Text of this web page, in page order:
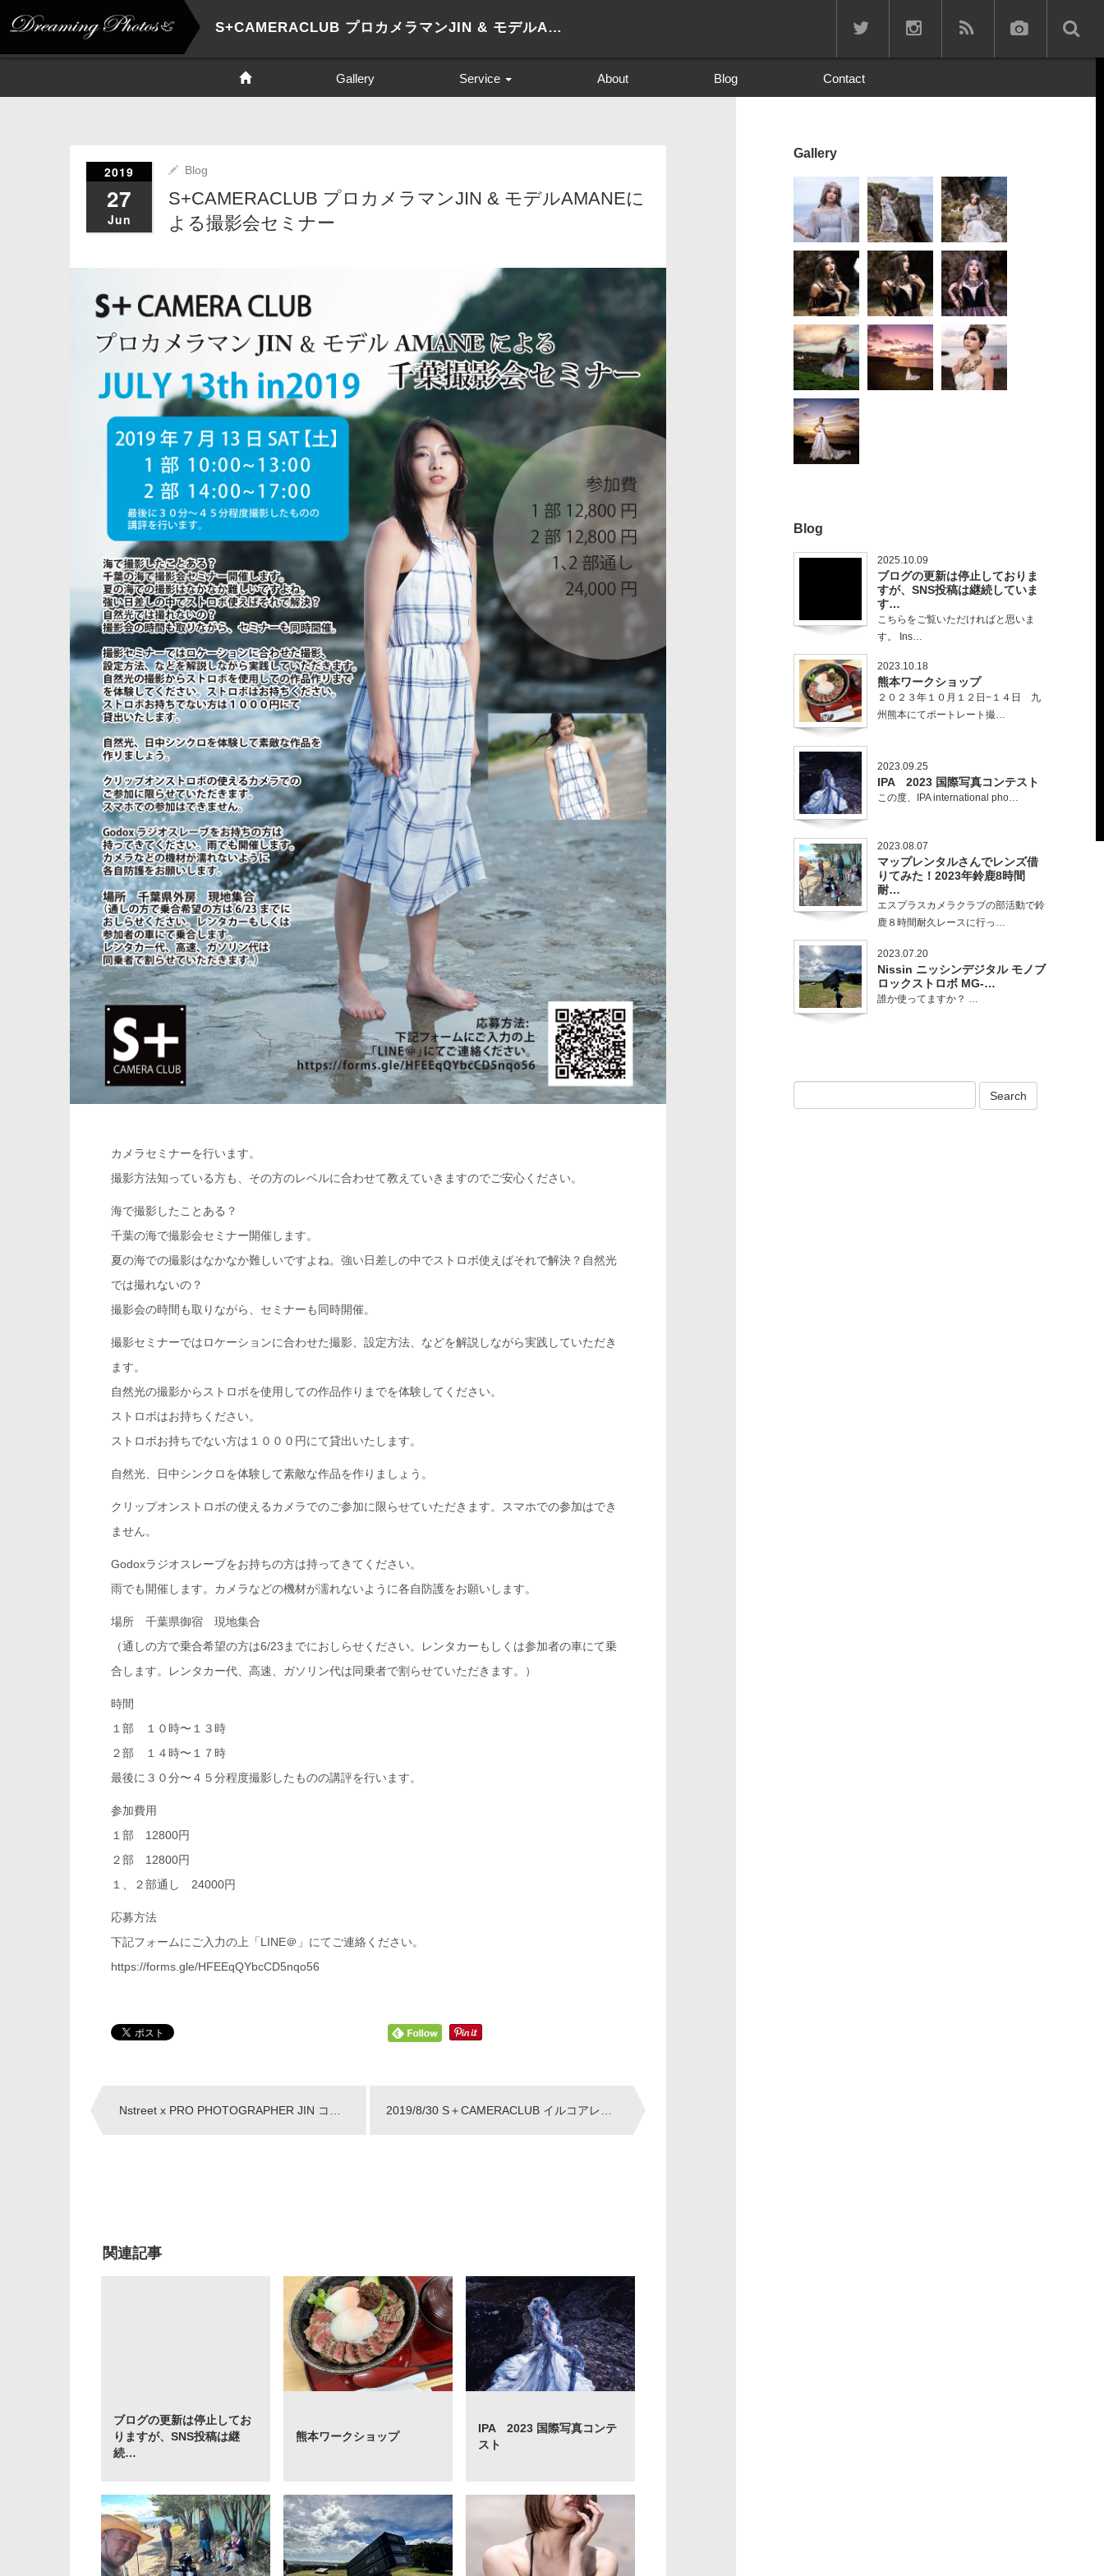
S+CAMERACLUB プロカメラマンJIN & モデルAMANEによる撮影会セミナー
Gallery Service
成人式 前撮り
About Blog Contact
2019
27
Jun
Blog
S+CAMERACLUB プロカメラマンJIN & モデルAMANEに
よる撮影会セミナー
カメラセミナーを行います。
撮影方法知っている方も、その方のレベルに合わせて教えていきますのでご安心ください。
海で撮影したことある？
千葉の海で撮影会セミナー開催します。
夏の海での撮影はなかなか難しいですよね。強い日差しの中でストロボ使えばそれで解決？自然光
では撮れないの？
撮影会の時間も取りながら、セミナーも同時開催。
撮影セミナーではロケーションに合わせた撮影、設定方法、などを解説しながら実践していただき
ます。
自然光の撮影からストロボを使用しての作品作りまでを体験してください。
ストロボはお持ちください。
ストロボお持ちでない方は１０００円にて貸出いたします。
自然光、日中シンクロを体験して素敵な作品を作りましょう。
クリップオンストロボの使えるカメラでのご参加に限らせていただきます。スマホでの参加はでき
ません。
Godoxラジオスレーブをお持ちの方は持ってきてください。
雨でも開催します。カメラなどの機材が濡れないように各自防護をお願いします。
場所 千葉県御宿 現地集合
（通しの方で乗合希望の方は6/23までにおしらせください。レンタカーもしくは参加者の車にて乗
合します。レンタカー代、高速、ガソリン代は同乗者で割らせていただきます。）
時間
１部 １０時〜１３時
２部 １４時〜１７時
最後に３０分〜４５分程度撮影したものの講評を行います。
参加費用
１部 12800円
２部 12800円
１、２部通し 24000円
応募方法
下記フォームにご入力の上「LINE＠」にてご連絡ください。
https://forms.gle/HFEEqQYbcCD5nqo56
Post
Nstreet x PRO PHOTOGRAPHER JIN コラボ企画 2019/8/30 S＋CAMERACLUB イルコアレクサンドロフ青森夜景セミナー
関連記事
ブログの更新は停止してお
りますが、SNS投稿は継
続…
熊本ワークショップ
IPA 2023 国際写真コンテ
スト
Gallery
Blog
2025.10.09
ブログの更新は停止しておりま
すが、SNS投稿は継続していま
す…
こちらをご覧いただければと思いま
す。 Ins…
2023.10.18
熊本ワークショップ
２０２３年１０月１２日−１４日 九
州熊本にてポートレート撮…
2023.09.25
IPA 2023 国際写真コンテスト
この度、IPA international pho…
2023.08.07
マップレンタルさんでレンズ借
りてみた！2023年鈴鹿8時間
耐…
エスプラスカメラクラブの部活動で鈴
鹿８時間耐久レースに行っ…
2023.07.20
Nissin ニッシンデジタル モノブ
ロックストロボ MG-…
誰か使ってますか？ …